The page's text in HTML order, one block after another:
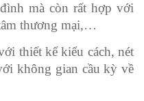
mà còn rất hợp với
thương mại,…
thiết kế kiểu cách, nét
không gian cầu kỳ về